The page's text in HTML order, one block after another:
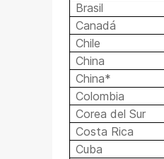
Brasil
Canadá
Chile
China
China*
Colombia
Corea del Sur
Costa Rica
Cuba